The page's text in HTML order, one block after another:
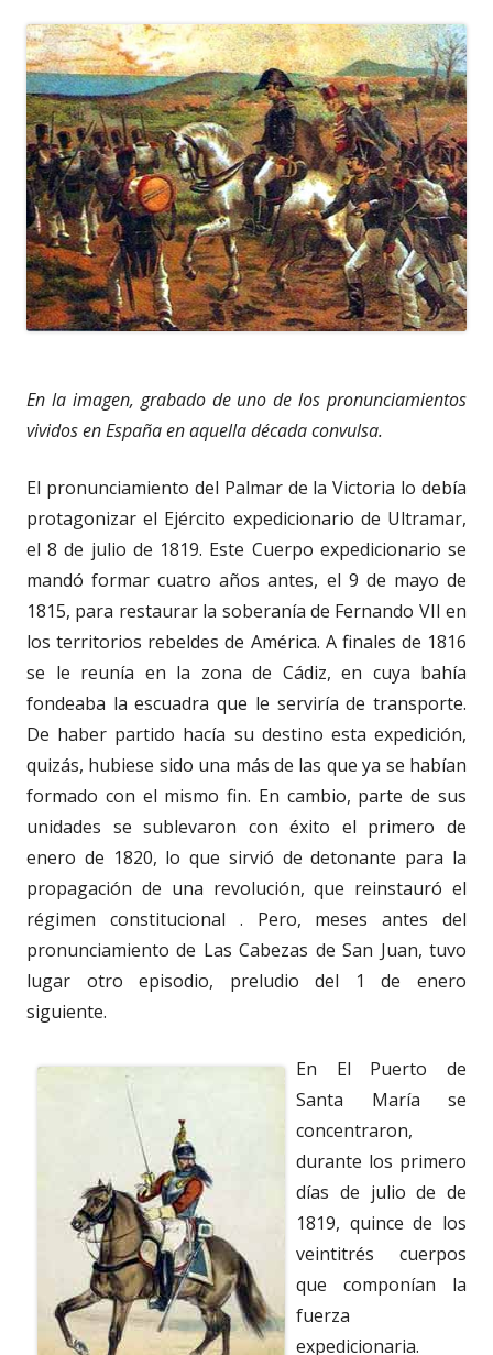
En la imagen, grabado de uno de los pronunciamientos
vividos en España en aquella década convulsa.
El pronunciamiento del Palmar de la Victoria lo debía
protagonizar el Ejército expedicionario de Ultramar,
el 8 de julio de 1819. Este Cuerpo expedicionario se
mandó formar cuatro años antes, el 9 de mayo de
1815, para restaurar la soberanía de Fernando VII en
los territorios rebeldes de América. A finales de 1816
se le reunía en la zona de Cádiz, en cuya bahía
fondeaba la escuadra que le serviría de transporte.
De haber partido hacía su destino esta expedición,
quizás, hubiese sido una más de las que ya se habían
formado con el mismo fin. En cambio, parte de sus
unidades se sublevaron con éxito el primero de
enero de 1820, lo que sirvió de detonante para la
propagación de una revolución, que reinstauró el
régimen constitucional . Pero, meses antes del
pronunciamiento de Las Cabezas de San Juan, tuvo
lugar otro episodio, preludio del 1 de enero
siguiente.
En El Puerto de
Santa María se
concentraron,
durante los primero
días de julio de de
1819, quince de los
veintitrés cuerpos
que componían la
fuerza
expedicionaria.